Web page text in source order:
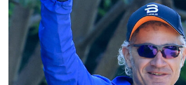
gesellschaft
kultur
sport